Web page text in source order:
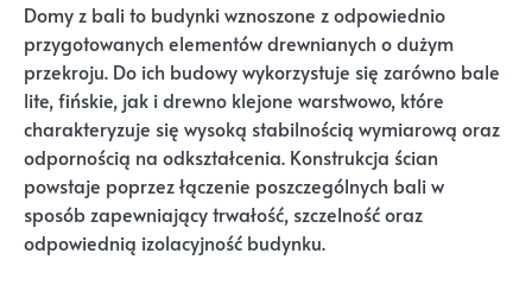
Domy z bali to budynki wznoszone z odpowiednio
przygotowanych elementów drewnianych o dużym
przekroju. Do ich budowy wykorzystuje się zarówno bale
lite, fińskie, jak i drewno klejone warstwowo, które
charakteryzuje się wysoką stabilnością wymiarową oraz
odpornością na odkształcenia. Konstrukcja ścian
powstaje poprzez łączenie poszczególnych bali w
sposób zapewniający trwałość, szczelność oraz
odpowiednią izolacyjność budynku.